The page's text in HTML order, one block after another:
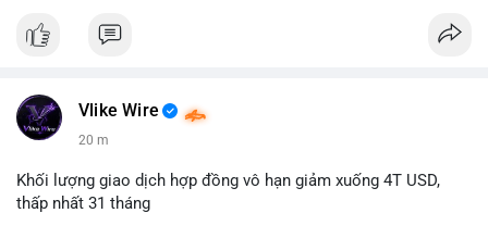
📰 Nguồn: Cointelegraph
Vlike Wire
20 m
Khối lượng giao dịch hợp đồng vô hạn giảm xuống 4T USD,
thấp nhất 31 tháng